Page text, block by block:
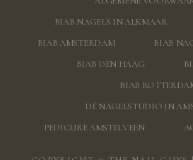
BIAB NAGELS IN ALKMAAR
BIAB AMSTERDAM
BIAB
BIAB DEN HAAG
BIAB
DÉ NAGELSTUDIO IN
PEDICURE AMSTELVEEN